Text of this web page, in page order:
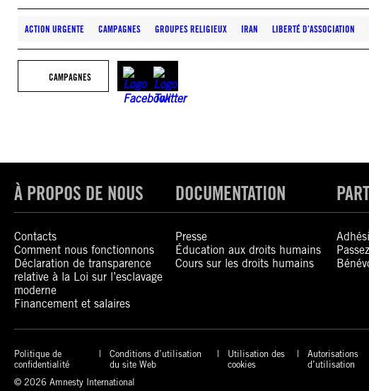
ACTION URGENTE CAMPAGNES GROUPES RELIGIEUX IRAN LIBERTÉ D’ASSOCIATION
CAMPAGNES
À PROPOS DE NOUS
Contacts
Comment nous fonctionnons
Déclaration de transparence
relative à la Loi sur l’esclavage
moderne
Financement et salaires
DOCUMENTATION
Presse
Éducation aux droits humains
Cours sur les droits humains
Politique de
confidentialité
Conditions d’utilisation
du site Web
Utilisation des
cookies
Autorisations
d’utilisation
© 2026 Amnesty International